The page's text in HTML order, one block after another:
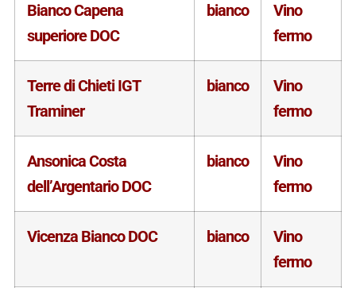
Bianco Capena
superiore DOC
bianco
Vino
fermo
Terre di Chieti IGT
Traminer
bianco
Vino
fermo
Ansonica Costa
dell’Argentario DOC
bianco
Vino
fermo
Vicenza Bianco DOC bianco
Vino
fermo